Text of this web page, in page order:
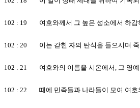
102 : 19 여호와께서 그 높은 성소에서 하감
102 : 20 이는 갇힌 자의 탄식을 들으시며 죽
102 : 21 여호와의 이름을 시온에서, 그 영예
102 : 22 때에 민족들과 나라들이 모여 여호